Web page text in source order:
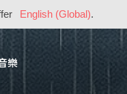
English (Global).
樂